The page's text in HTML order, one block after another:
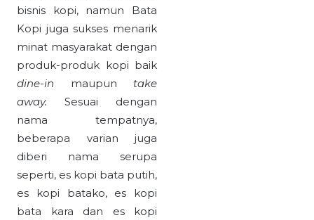
bisnis kopi, namun Bata
Kopi juga sukses menarik
minat masyarakat dengan
produk-produk kopi baik
dine-in maupun take
away. Sesuai dengan
nama tempatnya,
beberapa varian juga
diberi nama serupa
seperti, es kopi bata putih,
es kopi batako, es kopi
bata kara dan es kopi